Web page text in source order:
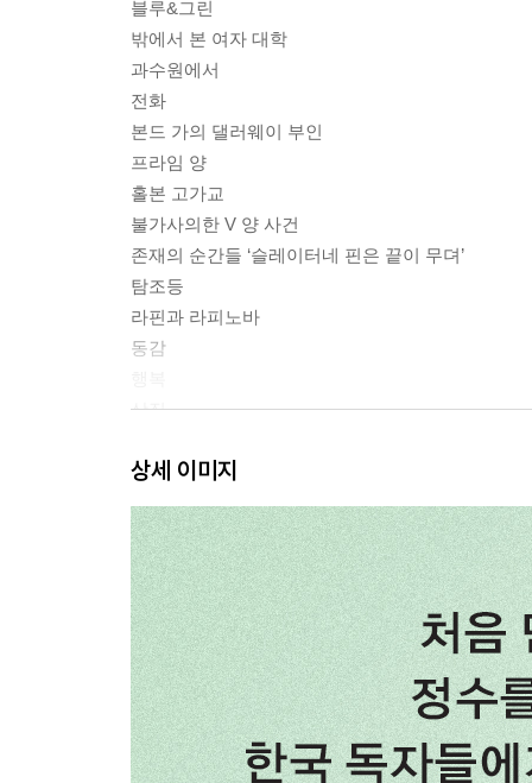
블루&그린
밖에서 본 여자 대학
과수원에서
전화
본드 가의 댈러웨이 부인
프라임 양
홀본 고가교
불가사의한 V 양 사건
존재의 순간들 ‘슬레이터네 핀은 끝이 무뎌’
탐조등
라핀과 라피노바
동감
상징
월요일 또는 화요일
현악 사중주
유령의 집
해설
연보
수록작 창작 시기
상세 이미지